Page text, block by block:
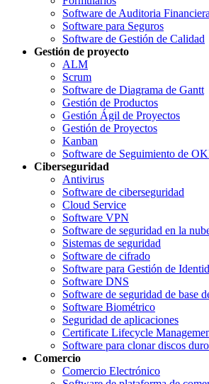
Software de Auditoria
Software para Seguros
Software de Gestión de Calidad
Gestión de proyecto
ALM
Scrum
Software de Diagrama de Gantt
Gestión de Productos
Gestión Ágil de Proyectos
Gestión de Proyectos
Kanban
Software de Seguimiento de
Ciberseguridad
Antivirus
Software de ciberseguridad
Cloud Service
Software VPN
Software de seguridad en la
Sistemas de seguridad
Software de cifrado
Software para Gestión de
Software DNS
Software de seguridad de base
Software Biométrico
Seguridad de aplicaciones
Certificate Lifecycle
Software para clonar discos
Comercio
Comercio Electrónico